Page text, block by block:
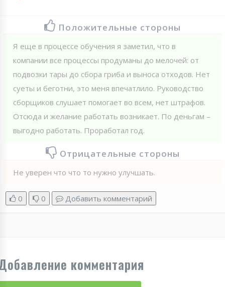
Положительные стороны
Я еще в процессе обучения я заметил, что в
компании все процессы продуманы до мелочей: от
подвозки тары до сбора гриба и выноса отходов. Нет
суеты и беготни, это меня впечатлило. Руководство
сборщиков слушает помогает во всем, нет штрафов.
Отсюда и желание работать возникает. По деньгам –
выгодно работать. Проработал год.
Отрицательные стороны
Не уверен что что то нужно улучшать.
0 0 Добавить комментарий
комментария